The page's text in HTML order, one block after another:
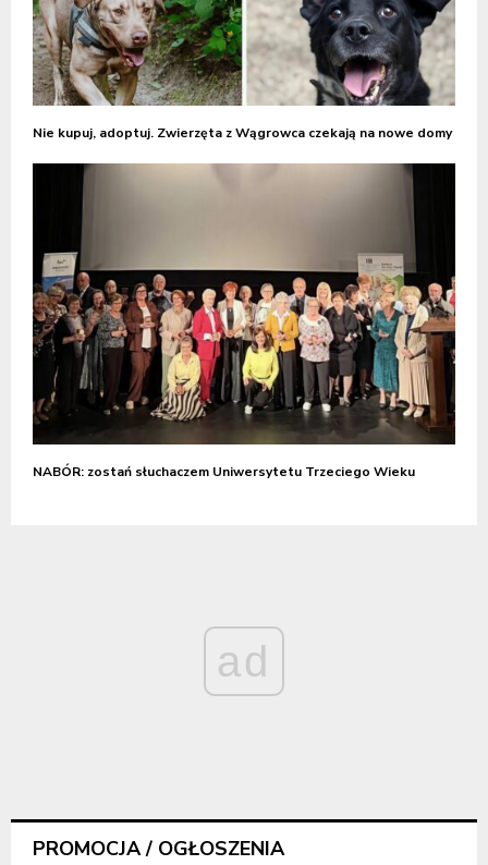
Nie kupuj, adoptuj. Zwierzęta z Wągrowca czekają na nowe domy
NABÓR: zostań słuchaczem Uniwersytetu Trzeciego Wieku
ad
PROMOCJA / OGŁOSZENIA